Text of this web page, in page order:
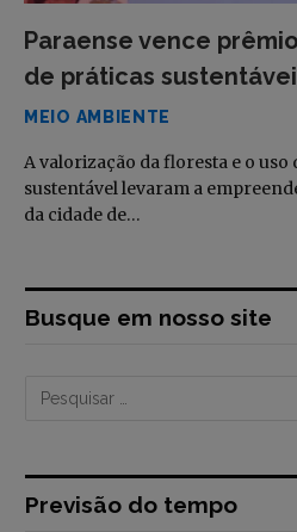
Paraense vence
de práticas
MEIO AMBIENTE
A valorização da floresta e o
sustentável levaram a
da cidade de…
Busque em nosso site
Previsão do tempo